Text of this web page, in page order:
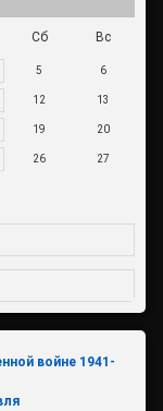
Сб Вс
5 6
12 13
19 20
26 27
войне 1941-